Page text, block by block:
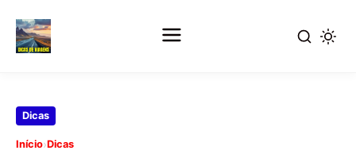
PularDicas
Início›Dicas